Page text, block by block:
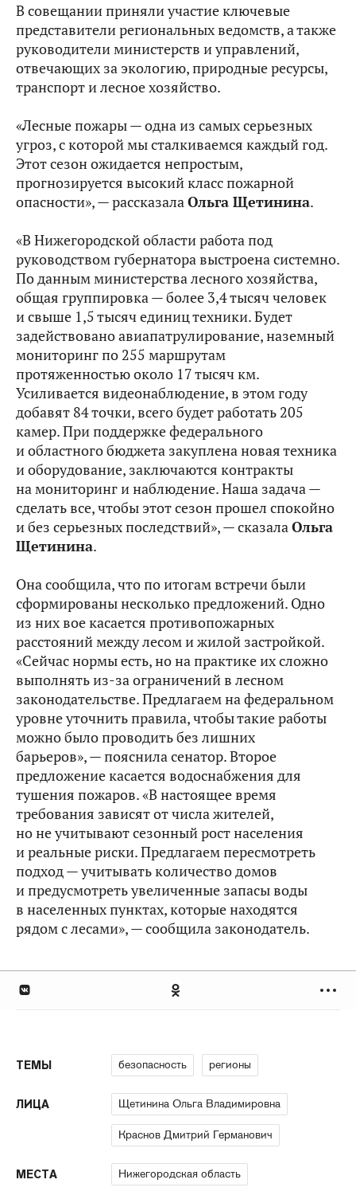
В совещании приняли участие ключевые
представители региональных ведомств, а также
руководители министерств и управлений,
отвечающих за экологию, природные ресурсы,
транспорт и лесное хозяйство.
«Лесные пожары — одна из самых серьезных
угроз, с которой мы сталкиваемся каждый год.
Этот сезон ожидается непростым,
прогнозируется высокий класс пожарной
опасности», — рассказалаОльга Щетинина.
«В Нижегородской области работа под
руководством губернатора выстроена системно.
По данным министерства лесного хозяйства,
общая группировка — более 3,4 тысяч человек
и свыше 1,5 тысяч единиц техники. Будет
задействовано авиапатрулирование, наземный
мониторинг по 255 маршрутам
протяженностью около 17 тысяч км.
Усиливается видеонаблюдение, в этом году
добавят 84 точки, всего будет работать 205
камер. При поддержке федерального
и областного бюджета закуплена новая техника
и оборудование, заключаются контракты
на мониторинг и наблюдение. Наша задача —
сделать все, чтобы этот сезон прошел спокойно
и без серьезных последствий», — сказалаОльга
Щетинина.
Она сообщила, что по итогам встречи были
сформированы несколько предложений. Одно
из них вое касается противопожарных
расстояний между лесом и жилой застройкой.
«Сейчас нормы есть, но на практике их сложно
выполнять из‑за ограничений в лесном
законодательстве. Предлагаем на федеральном
уровне уточнить правила, чтобы такие работы
можно было проводить без лишних
барьеров», — пояснила сенатор. Второе
предложение касается водоснабжения для
тушения пожаров. «В настоящее время
требования зависят от числа жителей,
но не учитывают сезонный рост населения
и реальные риски. Предлагаем пересмотреть
подход — учитывать количество домов
и предусмотреть увеличенные запасы воды
в населенных пунктах, которые находятся
рядом с лесами», — сообщила законодатель.
ТЕМЫ безопасность регионы
ЛИЦА Щетинина Ольга Владимировна
Краснов Дмитрий Германович
МЕСТА Нижегородская область